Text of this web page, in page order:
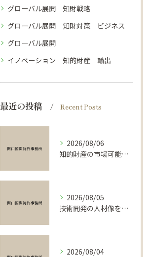
グローバル展開 知財戦略
グローバル展開 知財対策 ビジネス
グローバル展開
イノベーション 知的財産 輸出
最近の投稿 Recent Posts
2026/08/06
知的財産の市場可能性を検証し、輸出でイノベーションを収益化する実践ポイント
2026/08/05
技術開発の人材像を弁理士や輸出現場の実務から紐解くキャリアガイド
2026/08/04